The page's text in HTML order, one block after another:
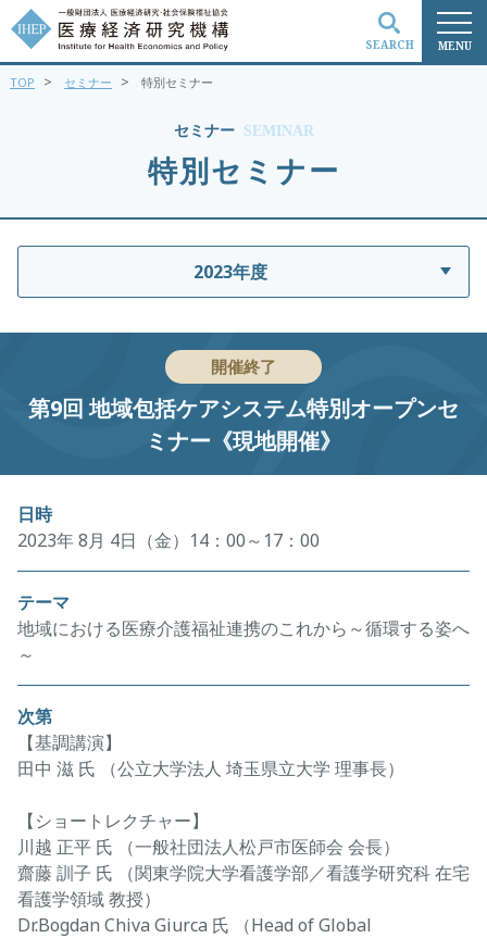
MENU
SEARCH
セミナー SEMINAR
特別セミナー
TOP > セミナー > 特別セミナー
2023年度
開催終了
第9回 地域包括ケアシステム特別オープンセ
ミナー《現地開催》
日時
2023年 8月 4日（金）14：00～17：00
テーマ
地域における医療介護福祉連携のこれから～循環する姿へ
～
次第
【基調講演】
田中 滋 氏 （公立大学法人 埼玉県立大学 理事長）
【ショートレクチャー】
川越 正平 氏 （一般社団法人松戸市医師会 会長）
齋藤 訓子 氏 （関東学院大学看護学部／看護学研究科 在宅
看護学領域 教授）
Dr.Bogdan Chiva Giurca 氏 （Head of Global